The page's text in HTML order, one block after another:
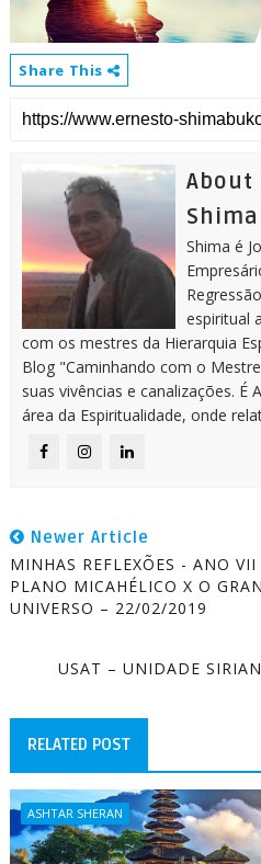
Share This
About
Shima é
espiritual
com os mestres da Hierarquia
Blog "Caminhando com o
suas vivências e canalizações. É
área da Espiritualidade, onde
Newer Article
MINHAS REFLEXÕES - ANO
PLANO MICAHÉLICO X O
UNIVERSO – 22/02/2019
USAT – UNIDADE
RELATED POST
ASHTAR SHERAN